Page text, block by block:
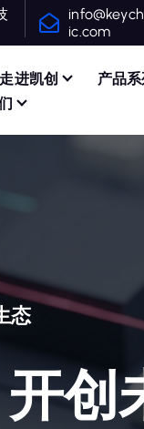
ic.com
走进凯创 产品
态
创